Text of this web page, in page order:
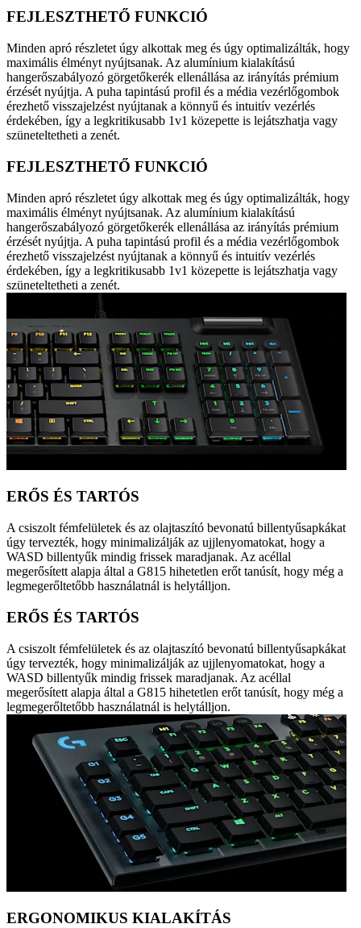
FEJLESZTHETŐ FUNKCIÓ
Minden apró részletet úgy alkottak meg és úgy optimalizálták, hogy
maximális élményt nyújtsanak. Az alumínium kialakítású
hangerőszabályozó görgetőkerék ellenállása az irányítás prémium
érzését nyújtja. A puha tapintású profil és a média vezérlőgombok
érezhető visszajelzést nyújtanak a könnyű és intuitív vezérlés
érdekében, így a legkritikusabb 1v1 közepette is lejátszhatja vagy
szüneteltetheti a zenét.
FEJLESZTHETŐ FUNKCIÓ
Minden apró részletet úgy alkottak meg és úgy optimalizálták, hogy
maximális élményt nyújtsanak. Az alumínium kialakítású
hangerőszabályozó görgetőkerék ellenállása az irányítás prémium
érzését nyújtja. A puha tapintású profil és a média vezérlőgombok
érezhető visszajelzést nyújtanak a könnyű és intuitív vezérlés
érdekében, így a legkritikusabb 1v1 közepette is lejátszhatja vagy
szüneteltetheti a zenét.
ERŐS ÉS TARTÓS
A csiszolt fémfelületek és az olajtaszító bevonatú billentyűsapkákat
úgy tervezték, hogy minimalizálják az ujjlenyomatokat, hogy a
WASD billentyűk mindig frissek maradjanak. Az acéllal
megerősített alapja által a G815 hihetetlen erőt tanúsít, hogy még a
legmegerőltetőbb használatnál is helytálljon.
ERŐS ÉS TARTÓS
A csiszolt fémfelületek és az olajtaszító bevonatú billentyűsapkákat
úgy tervezték, hogy minimalizálják az ujjlenyomatokat, hogy a
WASD billentyűk mindig frissek maradjanak. Az acéllal
megerősített alapja által a G815 hihetetlen erőt tanúsít, hogy még a
legmegerőltetőbb használatnál is helytálljon.
ERGONOMIKUS KIALAKÍTÁS